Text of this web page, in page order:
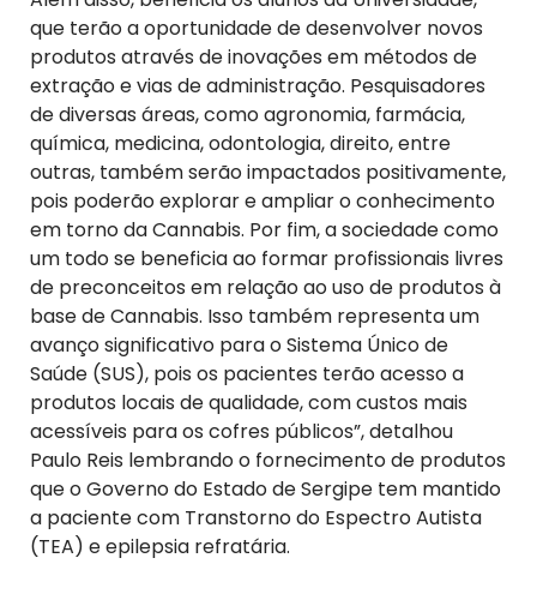
que terão a oportunidade de desenvolver novos
produtos através de inovações em métodos de
extração e vias de administração. Pesquisadores
de diversas áreas, como agronomia, farmácia,
química, medicina, odontologia, direito, entre
outras, também serão impactados positivamente,
pois poderão explorar e ampliar o conhecimento
em torno da Cannabis. Por fim, a sociedade como
um todo se beneficia ao formar profissionais livres
de preconceitos em relação ao uso de produtos à
base de Cannabis. Isso também representa um
avanço significativo para o Sistema Único de
Saúde (SUS), pois os pacientes terão acesso a
produtos locais de qualidade, com custos mais
acessíveis para os cofres públicos”, detalhou
Paulo Reis lembrando o fornecimento de produtos
que o Governo do Estado de Sergipe tem mantido
a paciente com Transtorno do Espectro Autista
(TEA) e epilepsia refratária.